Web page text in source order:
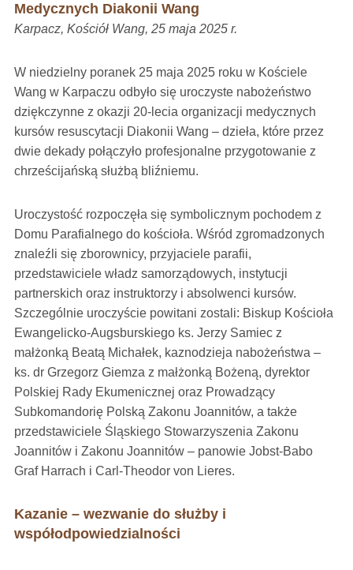
Medycznych Diakonii Wang
Karpacz, Kościół Wang, 25 maja 2025 r.
W niedzielny poranek 25 maja 2025 roku w Kościele
Wang w Karpaczu odbyło się uroczyste nabożeństwo
dziękczynne z okazji 20-lecia organizacji medycznych
kursów resuscytacji Diakonii Wang – dzieła, które przez
dwie dekady połączyło profesjonalne przygotowanie z
chrześcijańską służbą bliźniemu.
Uroczystość rozpoczęła się symbolicznym pochodem z
Domu Parafialnego do kościoła. Wśród zgromadzonych
znaleźli się zborownicy, przyjaciele parafii,
przedstawiciele władz samorządowych, instytucji
partnerskich oraz instruktorzy i absolwenci kursów.
Szczególnie uroczyście powitani zostali: Biskup Kościoła
Ewangelicko-Augsburskiego ks. Jerzy Samiec z
małżonką Beatą Michałek, kaznodzieja nabożeństwa –
ks. dr Grzegorz Giemza z małżonką Bożeną, dyrektor
Polskiej Rady Ekumenicznej oraz Prowadzący
Subkomandorię Polską Zakonu Joannitów, a także
przedstawiciele Śląskiego Stowarzyszenia Zakonu
Joannitów i Zakonu Joannitów – panowie Jobst-Babo
Graf Harrach i Carl-Theodor von Lieres.
Kazanie – wezwanie do służby i
współodpowiedzialności